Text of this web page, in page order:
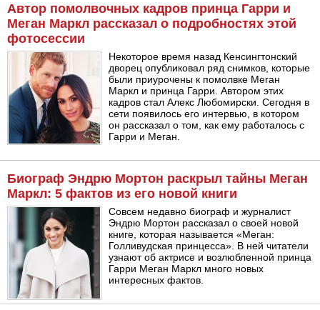
Автор помолвочных кадров принца Гарри и
Меган Маркл рассказал о подробностях этой
фотосессии
Некоторое время назад Кенсингтонский
дворец опубликовал ряд снимков, которые
были приурочены к помолвке Меган
Маркл и принца Гарри. Автором этих
кадров стал Алекс Любомирски. Сегодня в
сети появилось его интервью, в котором
он рассказал о том, как ему работалось с
Гарри и Меган.
Биограф Эндрю Мортон раскрыл тайны Меган
Маркл: 5 фактов из его новой книги
Совсем недавно биограф и журналист
Эндрю Мортон рассказал о своей новой
книге, которая называется «Меган:
Голливудская принцесса». В ней читатели
узнают об актрисе и возлюбленной принца
Гарри Меган Маркл много новых
интересных фактов.